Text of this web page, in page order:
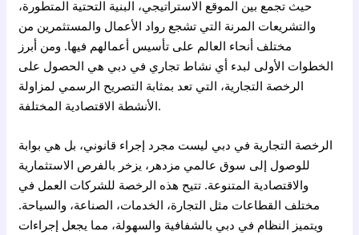
حيث تجمع بين الموقع الاستراتيجي، البنية التحتية المتطورة،
والتشريعات المرنة التي تشجع رواد الأعمال والمستثمرين من
مختلف أنحاء العالم على تأسيس أعمالهم فيها. ومن أبرز
الخطوات الأولى لبدء أي نشاط تجاري في دبي هي الحصول على
الرخصة التجارية، التي تعد بمثابة التصريح الرسمي لمزاولة
الأنشطة الاقتصادية المختلفة.
الرخصة التجارية في دبي ليست مجرد إجراء قانوني، بل هي بوابة
للوصول إلى سوق عالمي مزدهر، يزخر بالفرص الاستثمارية
والاقتصادية المتنوعة. تتيح هذه الرخصة للشركات العمل في
مختلف القطاعات مثل التجارة، الخدمات، الصناعة، والسياحة.
ويتميز النظام في دبي بالشفافية والسهولة، مما يجعل إجراءات